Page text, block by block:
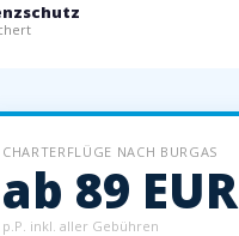
CHARTERFLÜGE NACH BURGAS
ab 89 EUR
p.P. inkl. aller Gebühren